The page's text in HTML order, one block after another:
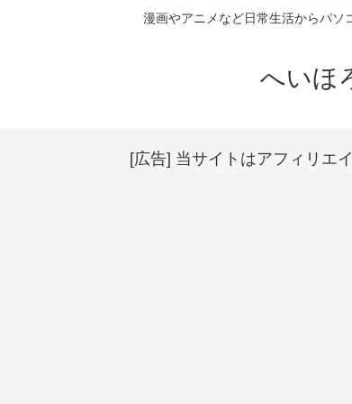
漫画やアニメなど日常生活からパソ
へいほ
[広告] 当サイトはアフィリエ